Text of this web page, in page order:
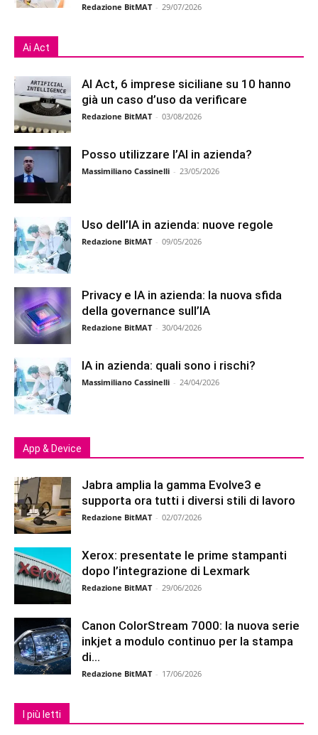
Redazione BitMAT - 29/07/2026
Ai Act
AI Act, 6 imprese siciliane su 10 hanno
già un caso d’uso da verificare
Redazione BitMAT - 03/08/2026
Posso utilizzare l’AI in azienda?
Massimiliano Cassinelli - 23/05/2026
Uso dell’IA in azienda: nuove regole
Redazione BitMAT - 09/05/2026
Privacy e IA in azienda: la nuova sfida
della governance sull’IA
Redazione BitMAT - 30/04/2026
IA in azienda: quali sono i rischi?
Massimiliano Cassinelli - 24/04/2026
App & Device
Jabra amplia la gamma Evolve3 e
supporta ora tutti i diversi stili di lavoro
Redazione BitMAT - 02/07/2026
Xerox: presentate le prime stampanti
dopo l’integrazione di Lexmark
Redazione BitMAT - 29/06/2026
Canon ColorStream 7000: la nuova serie
inkjet a modulo continuo per la stampa
di...
Redazione BitMAT - 17/06/2026
I più letti